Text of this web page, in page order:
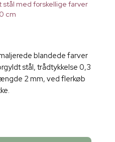
med forskellige farver
cm
blandede farver
stål, trådtykkelse 0,3
2 mm, ved flerkøb